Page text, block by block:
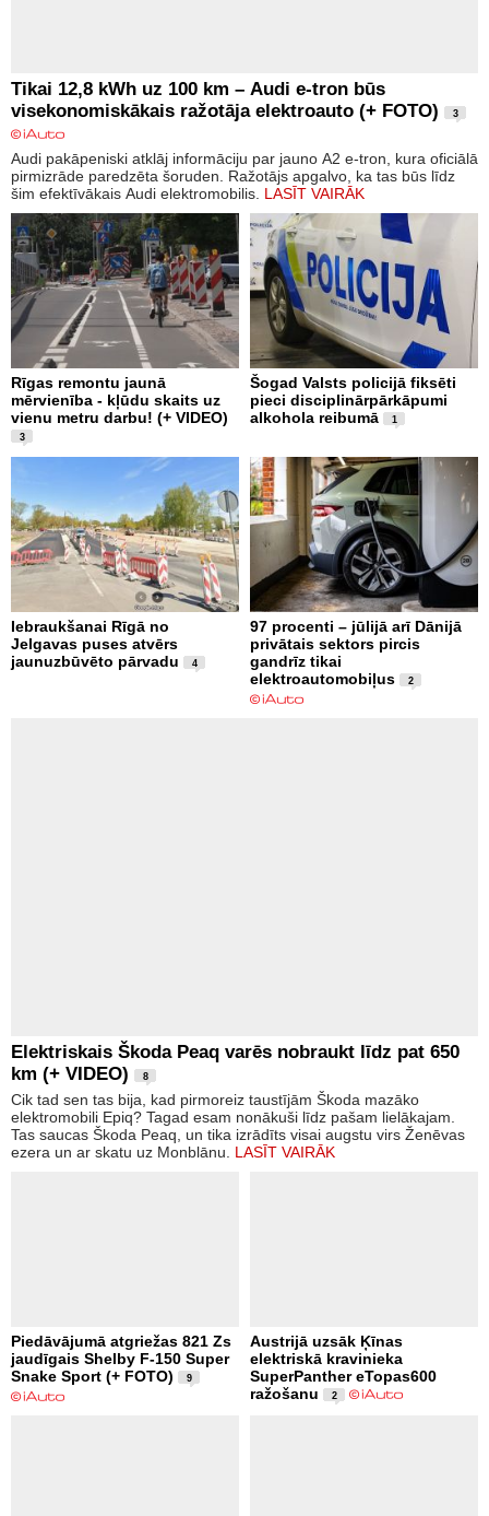
Tikai 12,8 kWh uz 100 km – Audi e-tron būs
visekonomiskākais ražotāja elektroauto (+ FOTO)
3
Audi pakāpeniski atklāj informāciju par jauno A2 e-tron, kura oficiālā
pirmizrāde paredzēta šoruden. Ražotājs apgalvo, ka tas būs līdz
šim efektīvākais Audi elektromobilis. LASĪT VAIRĀK
Rīgas remontu jaunā
mērvienība - kļūdu skaits uz
vienu metru darbu! (+ VIDEO)
3
Šogad Valsts policijā fiksēti
pieci disciplinārpārkāpumi
alkohola reibumā
1
Iebraukšanai Rīgā no
Jelgavas puses atvērs
jaunuzbūvēto pārvadu
4
97 procenti – jūlijā arī Dānijā
privātais sektors pircis
gandrīz tikai
elektroautomobiļus
2
Elektriskais Škoda Peaq varēs nobraukt līdz pat 650
km (+ VIDEO)
8
Cik tad sen tas bija, kad pirmoreiz taustījām Škoda mazāko
elektromobili Epiq? Tagad esam nonākuši līdz pašam lielākajam.
Tas saucas Škoda Peaq, un tika izrādīts visai augstu virs Ženēvas
ezera un ar skatu uz Monblānu. LASĪT VAIRĀK
Piedāvājumā atgriežas 821 Zs
jaudīgais Shelby F-150 Super
Snake Sport (+ FOTO)
9
Austrijā uzsāk Ķīnas
elektriskā kravinieka
SuperPanther eTopas600
ražošanu
2